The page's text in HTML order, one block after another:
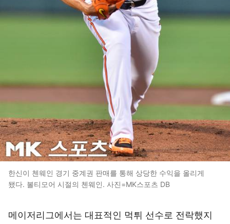
한신이 첸웨인 경기 중계권 판매를 통해 상당한 수익을 올리게
됐다. 볼티모어 시절의 첸웨인. 사진=MK스포츠 DB
메이저리그에서는 대표적인 먹튀 선수로 전락했지